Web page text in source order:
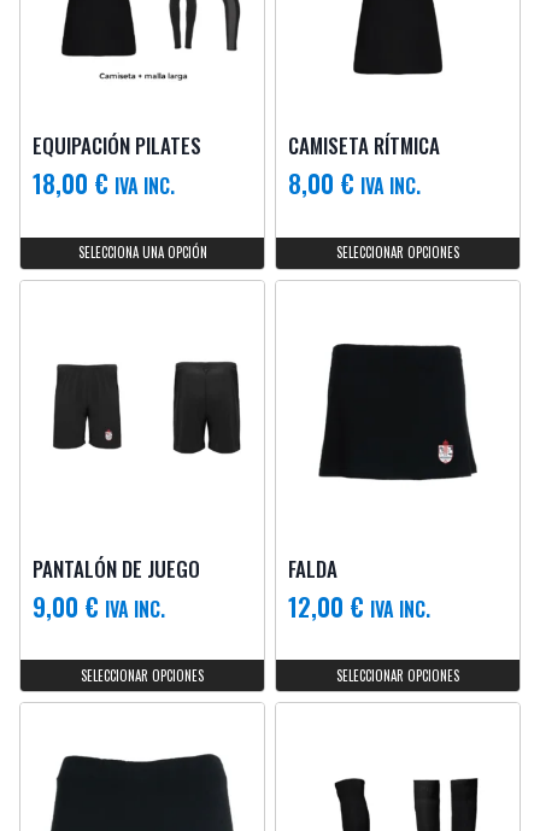
EQUIPACIÓN PILATES
18,00 € IVA INC.
SELECCIONA UNA OPCIÓN
CAMISETA RÍTMICA
8,00 € IVA INC.
SELECCIONAR OPCIONES
PANTALÓN DE JUEGO
9,00 € IVA INC.
SELECCIONAR OPCIONES
FALDA
12,00 € IVA INC.
SELECCIONAR OPCIONES